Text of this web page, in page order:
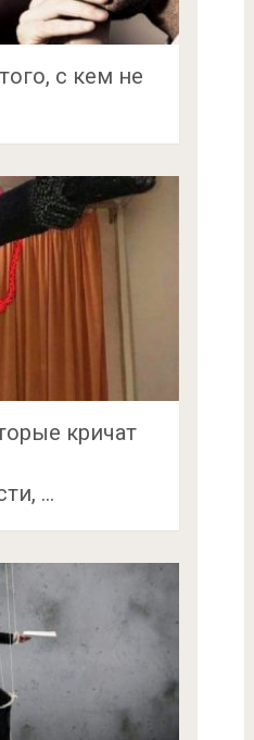
с кем не
кричат
…